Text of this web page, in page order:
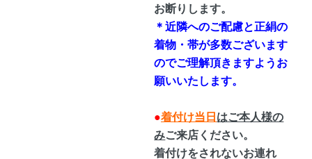
お断りします。
＊近隣へのご配慮と正絹の
着物・帯が多数ございます
のでご理解頂きますようお
願いいたします。
●着付け当日はご本人様の
みご来店ください。
着付けをされないお連れ